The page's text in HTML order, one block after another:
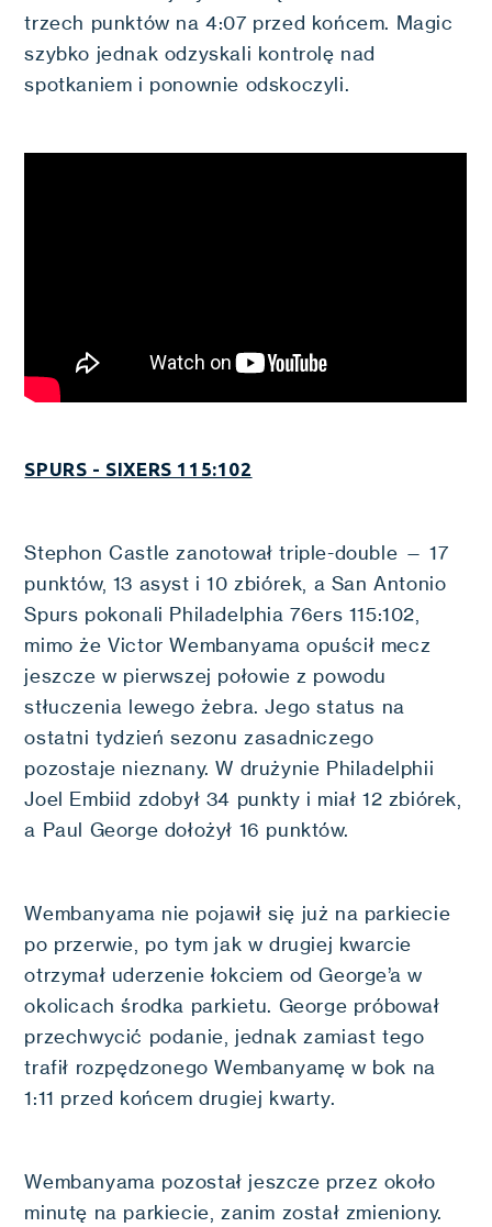
trzech punktów na 4:07 przed końcem. Magic
szybko jednak odzyskali kontrolę nad
spotkaniem i ponownie odskoczyli.
SPURS - SIXERS 115:102
Stephon Castle zanotował triple-double — 17
punktów, 13 asyst i 10 zbiórek, a San Antonio
Spurs pokonali Philadelphia 76ers 115:102,
mimo że Victor Wembanyama opuścił mecz
jeszcze w pierwszej połowie z powodu
stłuczenia lewego żebra. Jego status na
ostatni tydzień sezonu zasadniczego
pozostaje nieznany. W drużynie Philadelphii
Joel Embiid zdobył 34 punkty i miał 12 zbiórek,
a Paul George dołożył 16 punktów.
Wembanyama nie pojawił się już na parkiecie
po przerwie, po tym jak w drugiej kwarcie
otrzymał uderzenie łokciem od George’a w
okolicach środka parkietu. George próbował
przechwycić podanie, jednak zamiast tego
trafił rozpędzonego Wembanyamę w bok na
1:11 przed końcem drugiej kwarty.
Wembanyama pozostał jeszcze przez około
minutę na parkiecie, zanim został zmieniony.